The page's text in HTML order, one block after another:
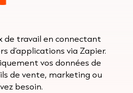
de travail en connectant
d’applications via Zapier.
vos données de
de vente, marketing ou
besoin.